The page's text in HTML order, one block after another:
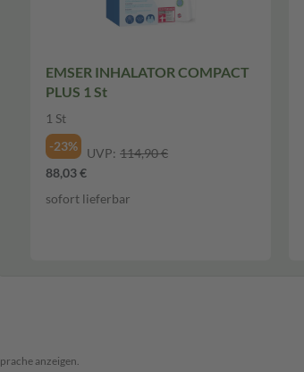
EMSER INHALATOR COMPACT
PLUS 1 St
1 St
-23%
UVP: 114,90 €
88,03 €
sofort lieferbar
anzeigen.